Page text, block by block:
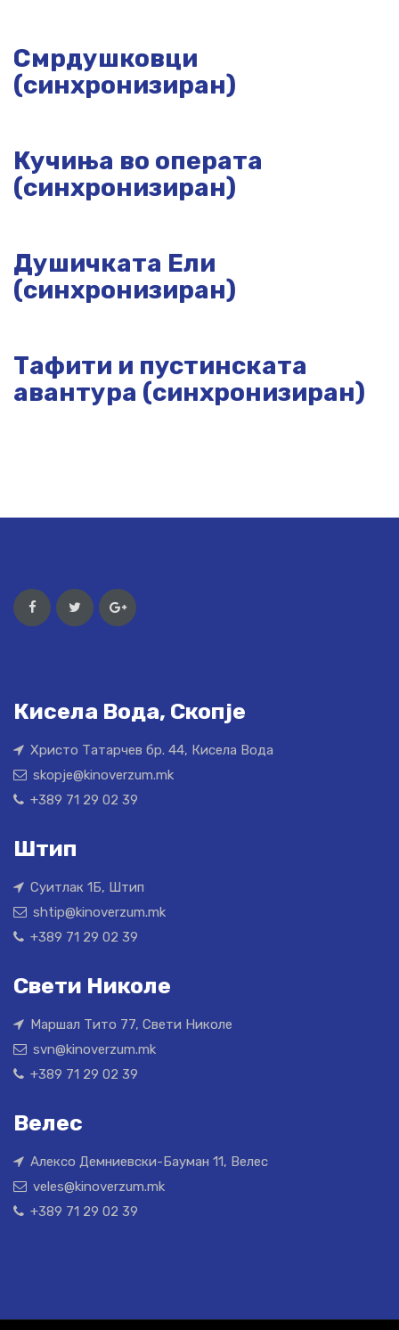
Смрдушковци
(синхронизиран)
Кучиња во операта
(синхронизиран)
Душичката Ели
(синхронизиран)
Тафити и пустинската
авантура (синхронизиран)
Кисела Вода, Скопје
Христо Татарчев бр. 44, Кисела Вода
skopje@kinoverzum.mk
+389 71 29 02 39
Штип
Суитлак 1Б, Штип
shtip@kinoverzum.mk
+389 71 29 02 39
Свети Николе
Маршал Тито 77, Свети Николе
svn@kinoverzum.mk
+389 71 29 02 39
Велес
Алексо Демниевски-Бауман 11, Велес
veles@kinoverzum.mk
+389 71 29 02 39